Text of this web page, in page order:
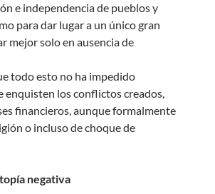
e independencia de pueblos y
para dar lugar a un único gran
mejor solo en ausencia de
todo esto no ha impedido
enquisten los conflictos creados,
financieros, aunque formalmente
o incluso de choque de
negativa